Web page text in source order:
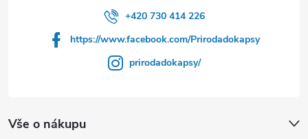
+420 730 414 226
https://www.facebook.com/Prirodadokapsy
prirodadokapsy/
Vše o nákupu